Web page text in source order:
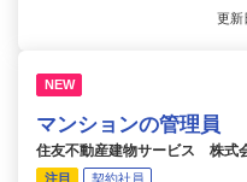
更新
NEW
マンションの管理員
住友不動産建物サービス 株式
注目 契約社員